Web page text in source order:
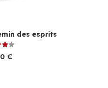
des esprits
€